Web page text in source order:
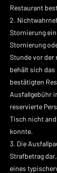
Restaurant
2.
Stornierung
Stornierung
Stunde vor der
behält sich
bestätigten
Ausfallgebühr
reservierte
Tisch nicht
konnte.
3. Die
Strafbetrag
eines